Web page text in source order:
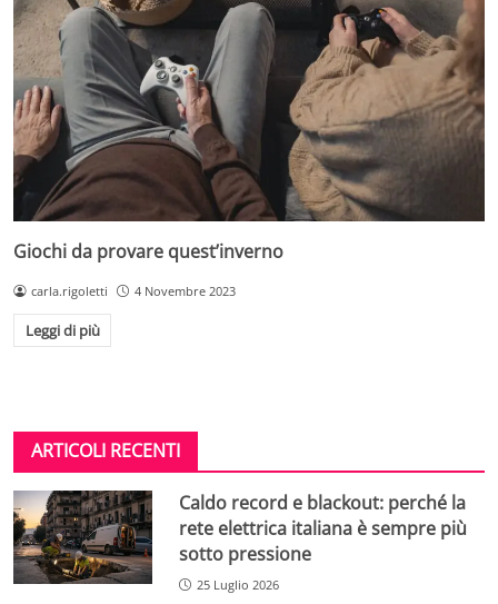
Giochi da provare quest’inverno
carla.rigoletti 4 Novembre 2023
Leggi di più
ARTICOLI RECENTI
Caldo record e blackout: perché la
rete elettrica italiana è sempre più
sotto pressione
25 Luglio 2026